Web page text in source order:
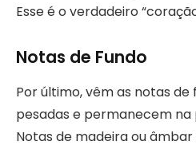
Esse é o verdadeiro
Notas de Fundo
Por último, vêm as notas de
pesadas e permanecem na
Notas de madeira ou âmbar